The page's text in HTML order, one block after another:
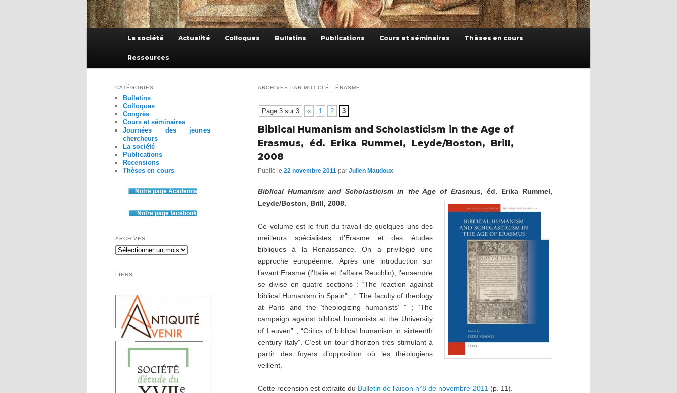
La société Actualité Colloques Bulletins Publications Cours et séminaires Thèses en cours
Ressources
ARCHIVES PAR MOT-CLÉ : ÉRASME
Page 3 sur 3 « 1 2 3
Biblical Humanism and Scholasticism in the Age of
Erasmus, éd. Erika Rummel, Leyde/Boston, Brill,
2008
Publié le 22 novembre 2011 par Julien Maudoux
Biblical Humanism and Scholasticism in the Age of Erasmus, éd. Erika Rummel,
Leyde/Boston, Brill, 2008.
Ce volume est le fruit du travail de quelques uns des
meilleurs spécialistes d’Erasme et des études
bibliques à la Renaissance. On a privilégié une
approche européenne. Après une introduction sur
l’avant Erasme (l’Italie et l’affaire Reuchlin), l’ensemble
se divise en quatre sections : “The reaction against
biblical Humanism in Spain” ; “ The faculty of theology
at Paris and the ‘theologizing humanists’ ” ; “The
campaign against biblical humanists at the University
of Leuven” ; “Critics of biblical humanism in sixteenth
century Italy”. C’est un tour d’horizon très stimulant à
partir des foyers d’opposition où les théologiens
veillent.
Cette recension est extraite du Bulletin de liaison n°8 de novembre 2011 (p. 11).
CATÉGORIES
Bulletins
Colloques
Congrès
Cours et séminaires
Journées des jeunes
chercheurs
La société
Publications
Recensions
Thèses en cours
Notre page Academia
Notre page facebook
ARCHIVES
Archives
LIENS